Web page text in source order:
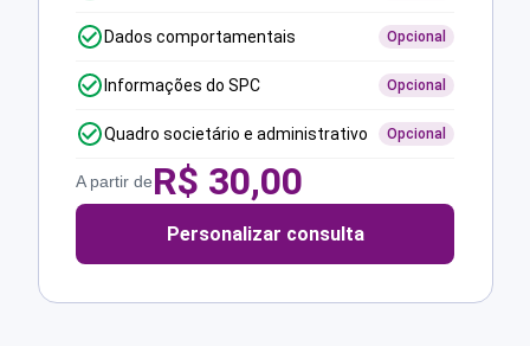
Dados comportamentais Opcional
Informações do SPC Opcional
Quadro societário e administrativo Opcional
A partir deR$ 30,00
Personalizar consulta